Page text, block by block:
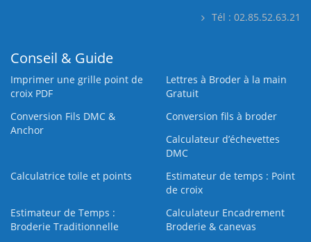
Tél : 02.85.52.63.21
Conseil & Guide
Imprimer une grille point de
croix PDF
Lettres à Broder à la main
Gratuit
Conversion Fils DMC &
Anchor
Conversion fils à broder
Calculateur d’échevettes
DMC
Calculatrice toile et points
Estimateur de temps : Point
de croix
Estimateur de Temps :
Broderie Traditionnelle
Calculateur Encadrement
Broderie & canevas